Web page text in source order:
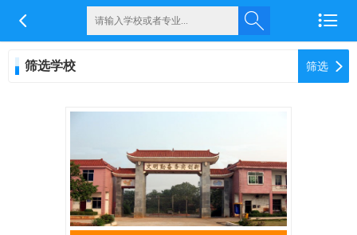
 
筛选学校 筛选 